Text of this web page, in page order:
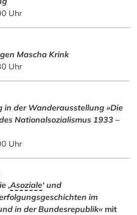
Uhr
Mascha Krink
Uhr
in der Wanderausstellung »Die
Nationalsozialismus 1933 –
Uhr
‚Asoziale‘ und
im
in der Bundesrepublik« mit